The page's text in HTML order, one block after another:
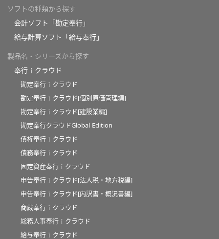
ソフトの種類から探す
会計ソフト「勘定奉行」
給与計算ソフト「給与奉行」
製品名・シリーズから探す
奉行ｉクラウド
勘定奉行ｉクラウド
勘定奉行ｉクラウド[個別原価管理編]
勘定奉行ｉクラウド[建設業編]
勘定奉行クラウドGlobal Edition
債権奉行ｉクラウド
債務奉行ｉクラウド
固定資産奉行ｉクラウド
申告奉行ｉクラウド[法人税・地方税編]
申告奉行ｉクラウド[内訳書・概況書編]
商蔵奉行ｉクラウド
総務人事奉行ｉクラウド
給与奉行ｉクラウド